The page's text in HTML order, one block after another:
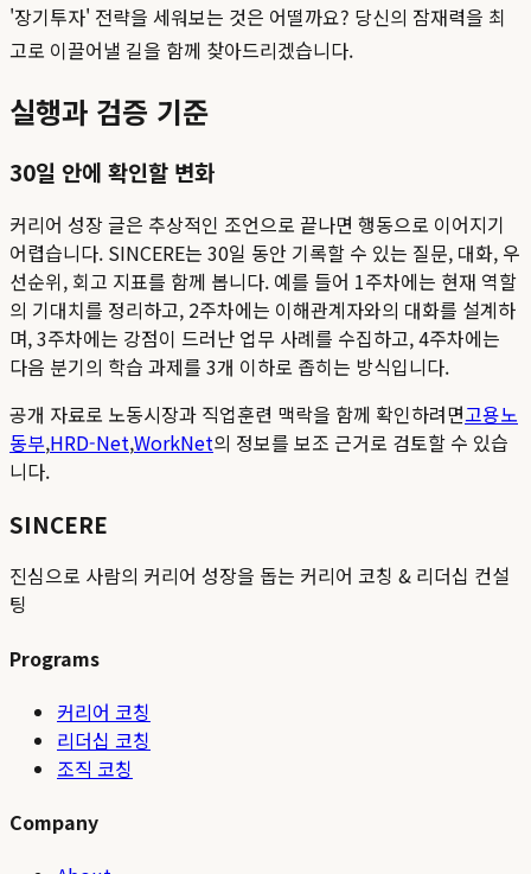
'장기투자' 전략을 세워보는 것은 어떨까요? 당신의 잠재력을 최
고로 이끌어낼 길을 함께 찾아드리겠습니다.
실행과 검증 기준
30일 안에 확인할 변화
커리어 성장 글은 추상적인 조언으로 끝나면 행동으로 이어지기
어렵습니다. SINCERE는 30일 동안 기록할 수 있는 질문, 대화, 우
선순위, 회고 지표를 함께 봅니다. 예를 들어 1주차에는 현재 역할
의 기대치를 정리하고, 2주차에는 이해관계자와의 대화를 설계하
며, 3주차에는 강점이 드러난 업무 사례를 수집하고, 4주차에는
다음 분기의 학습 과제를 3개 이하로 좁히는 방식입니다.
공개 자료로 노동시장과 직업훈련 맥락을 함께 확인하려면고용노
동부,HRD-Net,WorkNet의 정보를 보조 근거로 검토할 수 있습
니다.
SINCERE
진심으로 사람의 커리어 성장을 돕는 커리어 코칭 & 리더십 컨설
팅
Programs
커리어 코칭
리더십 코칭
조직 코칭
Company